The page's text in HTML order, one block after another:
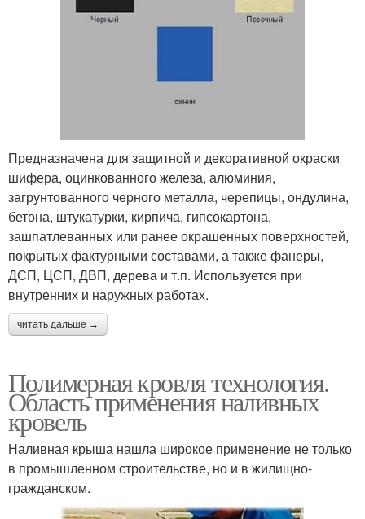
Предназначена для защитной и декоративной окраски
шифера, оцинкованного железа, алюминия,
загрунтованного черного металла, черепицы, ондулина,
бетона, штукатурки, кирпича, гипсокартона,
зашпатлеванных или ранее окрашенных поверхностей,
покрытых фактурными составами, а также фанеры,
ДСП, ЦСП, ДВП, дерева и т.п. Используется при
внутренних и наружных работах.
читать дальше →
Полимерная кровля технология.
Область применения наливных
кровель
Наливная крыша нашла широкое применение не только
в промышленном строительстве, но и в жилищно-
гражданском.